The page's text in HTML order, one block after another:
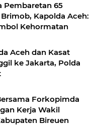
Pembaretan 65
Kapolda Aceh:
Kehormatan
Aceh dan Kasat
ke Jakarta, Polda
Forkopimda
Kerja Wakil
Bireuen